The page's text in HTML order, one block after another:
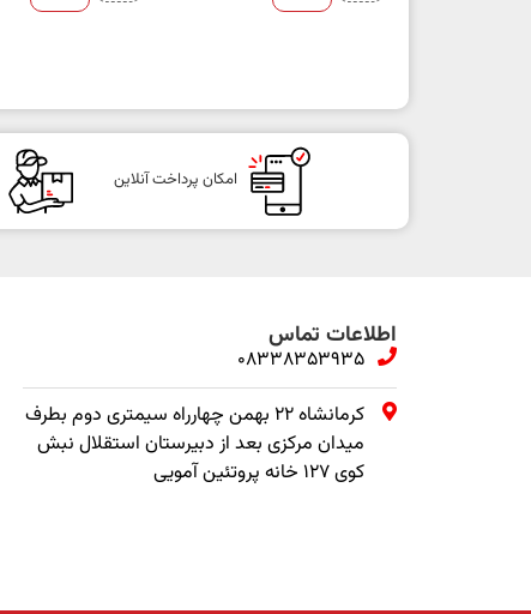
امکان پرداخت آنلاین
اطلاعات تماس
08338353935
کرمانشاه ۲۲ بهمن چهارراه سیمتری دوم بطرف
میدان مرکزی بعد از دبیرستان استقلال نبش
کوی ۱۲۷ خانه پروتئین آمویی